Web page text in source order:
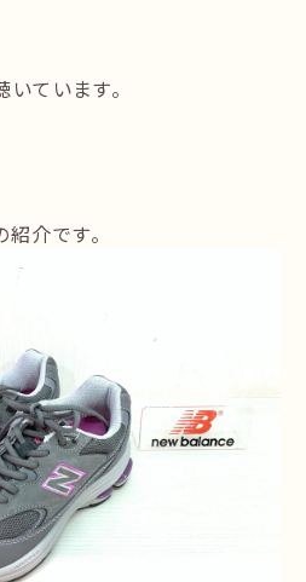
ています。
介です。